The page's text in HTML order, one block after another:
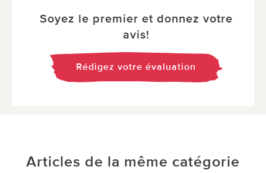
Soyez le premier et donnez votre
avis!
Rédigez votre évaluation
Articles de la même catégorie